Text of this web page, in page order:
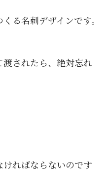
る名刺デザインです。
されたら、絶対忘れ
ければならないのです